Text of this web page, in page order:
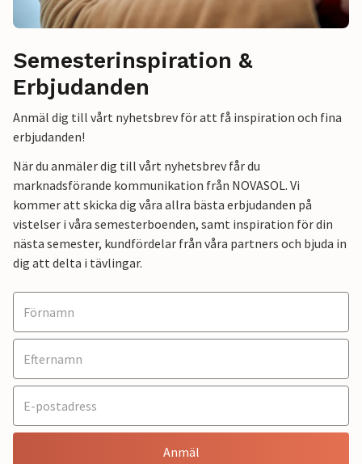
Semesterinspiration &
Erbjudanden
Anmäl dig till vårt nyhetsbrev för att få inspiration och fina
erbjudanden!
När du anmäler dig till vårt nyhetsbrev får du
marknadsförande kommunikation från NOVASOL. Vi
kommer att skicka dig våra allra bästa erbjudanden på
vistelser i våra semesterboenden, samt inspiration för din
nästa semester, kundfördelar från våra partners och bjuda in
dig att delta i tävlingar.
Anmäl